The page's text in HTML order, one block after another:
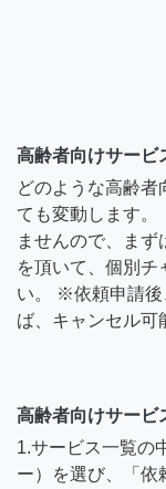
高齢者向けサービ
どのような高齢者
ても変動します。
ませんので、まず
を頂いて、個別チ
い。 ※依頼申請後
ば、キャンセル可
高齢者向けサービ
1.サービス一覧の
ー）を選び、「依